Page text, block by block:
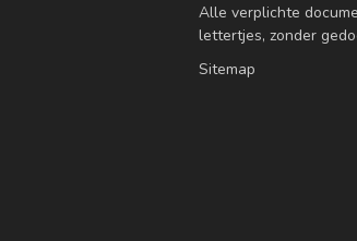
Alle verplichte
lettertjes, zonder
Sitemap